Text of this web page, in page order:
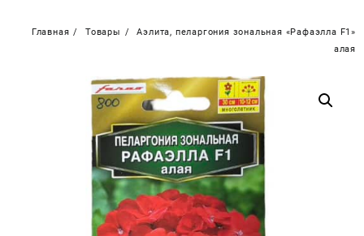
Главная Товары
Аэлита, пеларгония зональная «Рафаэлла F1»
алая